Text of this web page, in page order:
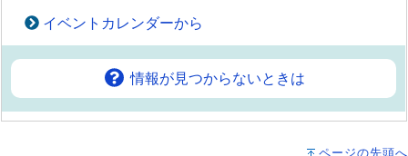
イベントカレンダーから
情報が見つからないときは
ページの先頭へ